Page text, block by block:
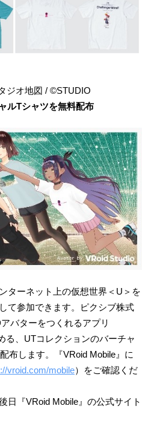
図 / ©STUDIO
ルTシャツを無料配布
ターネット上の仮想世界＜U＞を
て参加できます。ピクシブ株式
バターをつくれるアプリ
る、UTコレクションのバーチャ
布します。『VRoid Mobile』に
vroid.com/mobile）をご確認くだ
日『VRoid Mobile』の公式サイト